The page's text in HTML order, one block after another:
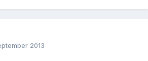
2013